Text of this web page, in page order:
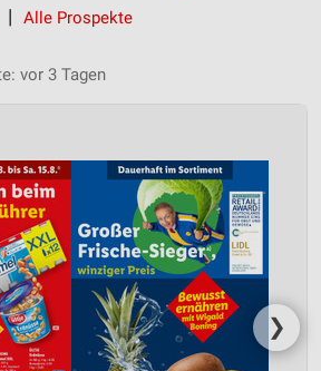
Alle Prospekte
vor 3 Tagen
❯